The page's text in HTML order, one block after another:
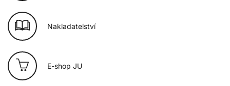
Nakladatelství
E-shop JU